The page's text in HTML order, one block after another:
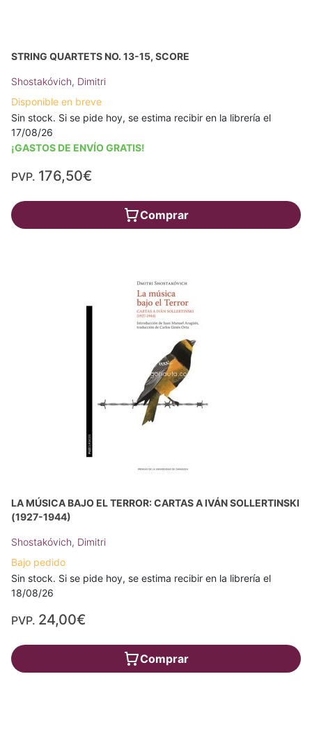
STRING QUARTETS NO. 13-15, SCORE
Shostakóvich, Dimitri
Disponible en breve
Sin stock. Si se pide hoy, se estima recibir en la librería el
17/08/26
¡GASTOS DE ENVÍO GRATIS!
PVP. 176,50€
Comprar
LA MÚSICA BAJO EL TERROR: CARTAS A IVÁN SOLLERTINSKI
(1927-1944)
Shostakóvich, Dimitri
Bajo pedido
Sin stock. Si se pide hoy, se estima recibir en la librería el
18/08/26
PVP. 24,00€
Comprar